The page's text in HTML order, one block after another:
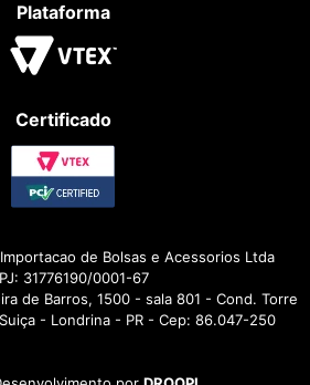
Plataforma
Certificado
de Bolsas e Acessorios Ltda
31776190/0001-67
de Barros, 1500 - sala 801 - Cond. Torre
- Londrina - PR - Cep: 86.047-250